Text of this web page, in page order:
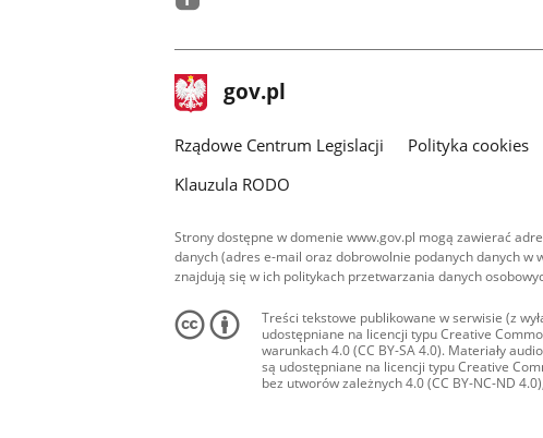
stopka
gov.pl Strona
gov.pl
Rządowe Centrum Legislacji Polityka cookies
Klauzula RODO
Strony dostępne w domenie www.gov.pl mogą zawierać
danych (adres e-mail oraz dobrowolnie podanych danych w
znajdują się w ich politykach przetwarzania danych
Treści tekstowe publikowane w serwisie (z
udostępniane na licencji typu Creative
warunkach 4.0 (CC BY-SA 4.0). Materiały
są udostępniane na licencji typu Creative
bez utworów zależnych 4.0 (CC BY-NC-ND